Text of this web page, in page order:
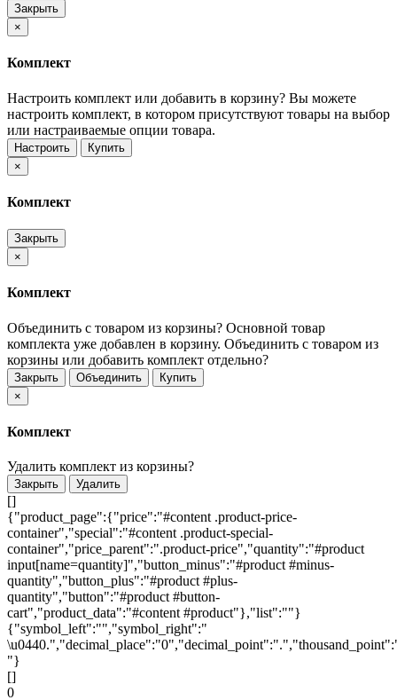
Закрыть
×
Комплект
Настроить комплект или добавить в корзину? Вы можете
настроить комплект, в котором присутствуют товары на выбор
или настраиваемые опции товара.
Настроить
Купить
×
Комплект
Закрыть
×
Комплект
Объединить с товаром из корзины? Основной товар
комплекта уже добавлен в корзину. Объединить с товаром из
корзины или добавить комплект отдельно?
Закрыть Объединить
Купить
×
Комплект
Удалить комплект из корзины?
Закрыть Удалить
[]
{"product_page":{"price":"#content .product-price-
container","special":"#content .product-special-
container","price_parent":".product-price","quantity":"#product
input[name=quantity]","button_minus":"#product #minus-
quantity","button_plus":"#product #plus-
quantity","button":"#product #button-
cart","product_data":"#content #product"},"list":""}
{"symbol_left":"","symbol_right":"
"}
[]
0